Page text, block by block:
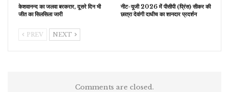
केशवानन्द का जलवा बरकरार, दूसरे दिन भी
जीत का सिलसिला जारी
नीट-यूजी 2026 में पीसीपी (प्रिंस) सीकर की
छात्रा देवांगी दाधीच का शानदार प्रदर्शन
PREV NEXT
Comments are closed.